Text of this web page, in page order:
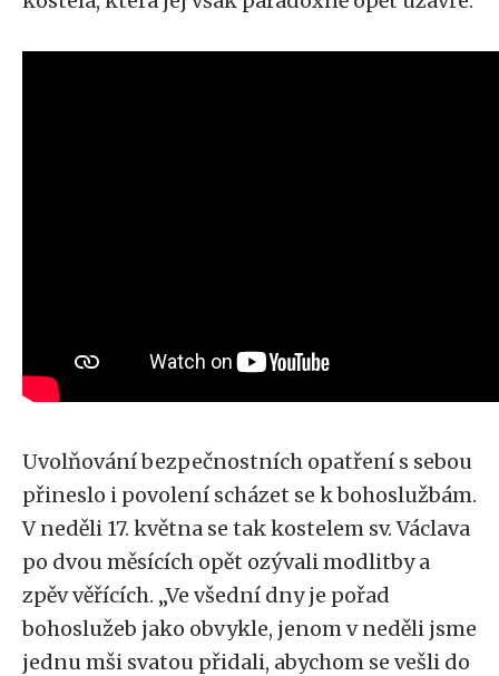
Uvolňování bezpečnostních opatření s sebou
přineslo i povolení scházet se k bohoslužbám.
V neděli 17. května se tak kostelem sv. Václava
po dvou měsících opět ozývali modlitby a
zpěv věřících. „Ve všední dny je pořad
bohoslužeb jako obvykle, jenom v neděli jsme
jednu mši svatou přidali, abychom se vešli do